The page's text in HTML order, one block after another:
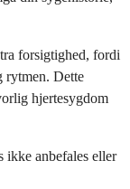
forsigtighed, fordi
rytmen. Dette
hjertesygdom
ikke anbefales eller